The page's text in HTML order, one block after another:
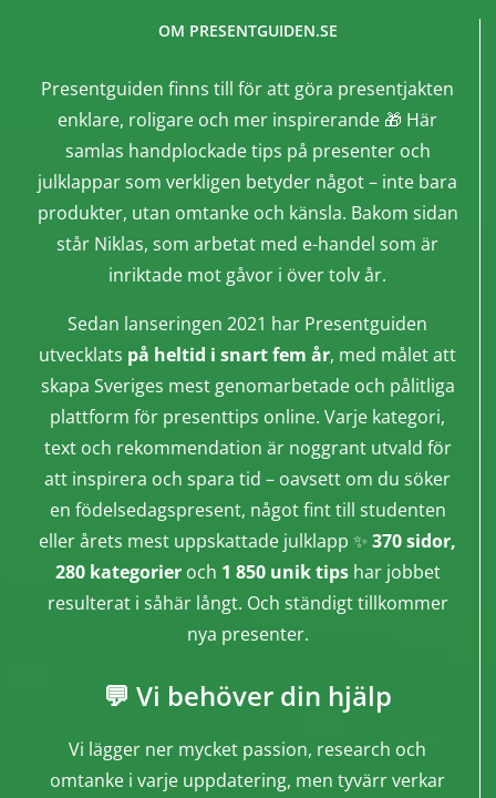
OM PRESENTGUIDEN.SE
Presentguiden finns till för att göra presentjakten
enklare, roligare och mer inspirerande 🎁 Här
samlas handplockade tips på presenter och
julklappar som verkligen betyder något – inte bara
produkter, utan omtanke och känsla. Bakom sidan
står Niklas, som arbetat med e-handel som är
inriktade mot gåvor i över tolv år.
Sedan lanseringen 2021 har Presentguiden
utvecklats på heltid i snart fem år, med målet att
skapa Sveriges mest genomarbetade och pålitliga
plattform för presenttips online. Varje kategori,
text och rekommendation är noggrant utvald för
att inspirera och spara tid – oavsett om du söker
en födelsedagspresent, något fint till studenten
eller årets mest uppskattade julklapp ✨ 370 sidor,
280 kategorieroch 1 850 unik tipshar jobbet
resulterat i såhär långt. Och ständigt tillkommer
nya presenter.
💬 Vi behöver din hjälp
Vi lägger ner mycket passion, research och
omtanke i varje uppdatering, men tyvärr verkar